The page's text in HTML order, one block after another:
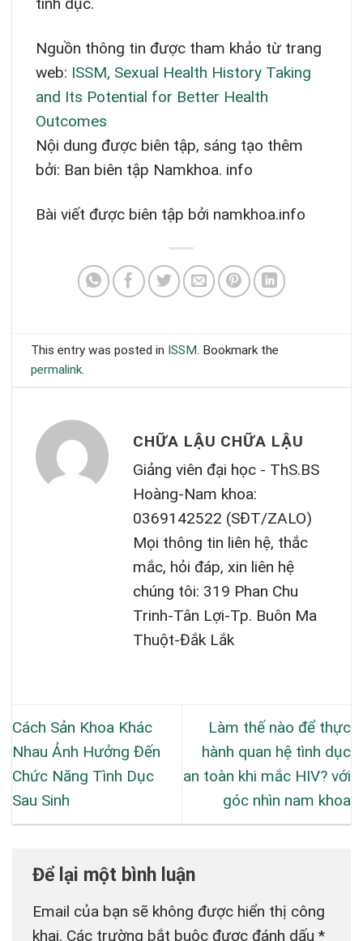
tình dục.
Nguồn thông tin được tham khảo từ trang
web: ISSM, Sexual Health History Taking
and Its Potential for Better Health
Outcomes
Nội dung được biên tập, sáng tạo thêm
bởi: Ban biên tập Namkhoa. info
Bài viết được biên tập bởi namkhoa.info
This entry was posted in ISSM. Bookmark the
permalink.
CHỮA LẬU CHỮA LẬU
Giảng viên đại học - ThS.BS
Hoàng-Nam khoa:
0369142522 (SĐT/ZALO)
Mọi thông tin liên hệ, thắc
mắc, hỏi đáp, xin liên hệ
chúng tôi: 319 Phan Chu
Trinh-Tân Lợi-Tp. Buôn Ma
Thuột-Đắk Lắk
Cách Sản Khoa Khác
Nhau Ảnh Hưởng Đến
Chức Năng Tình Dục
Sau Sinh
Làm thế nào để thực
hành quan hệ tình dục
an toàn khi mắc HIV? với
góc nhìn nam khoa
Để lại một bình luận
Email của bạn sẽ không được hiển thị công
khai. Các trường bắt buộc được đánh dấu *